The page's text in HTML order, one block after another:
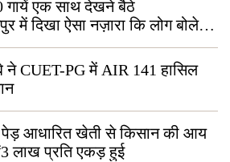
गायें एक साथ देखने बैठे
में दिखा ऐसा नज़ारा कि लोग बोले,
कर सकते हैं”
CUET-PG में AIR 141 हासिल
पेड़ आधारित खेती से किसान की आय
लाख प्रति एकड़ हुई